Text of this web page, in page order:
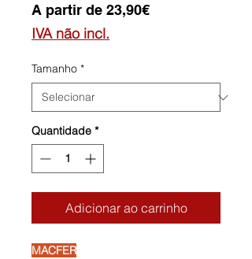
A partir de 23,90€Preço
IVA não incl.
Tamanho *
Quantidade *
Adicionar ao carrinho
MACFER